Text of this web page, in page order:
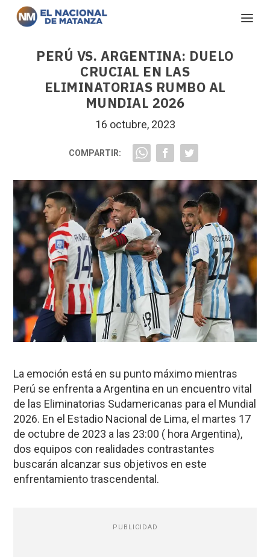
PERÚ VS. ARGENTINA: DUELO
CRUCIAL EN LAS
ELIMINATORIAS RUMBO AL
MUNDIAL 2026
16 octubre, 2023
COMPARTIR:
La emoción está en su punto máximo mientras
Perú se enfrenta a Argentina en un encuentro vital
de las Eliminatorias Sudamericanas para el Mundial
2026. En el Estadio Nacional de Lima, el martes 17
de octubre de 2023 a las 23:00 ( hora Argentina),
dos equipos con realidades contrastantes
buscarán alcanzar sus objetivos en este
enfrentamiento trascendental.
PUBLICIDAD